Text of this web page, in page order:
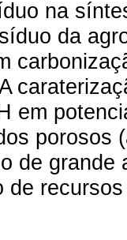
na
da
em
porosos
de grande
de